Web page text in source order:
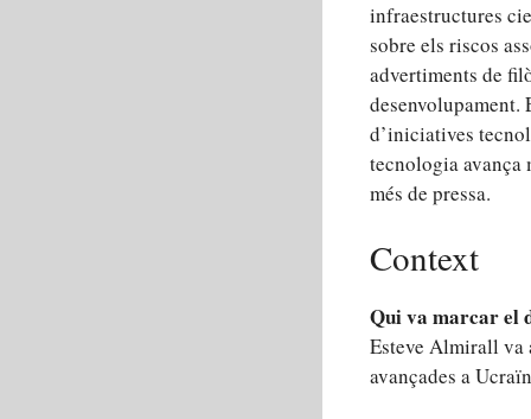
infraestructures
sobre els riscos
advertiments de
desenvolupament.
d’iniciatives
tecnologia avança
més de pressa.
Context
Qui va marcar el
Esteve Almirall va
avançades a